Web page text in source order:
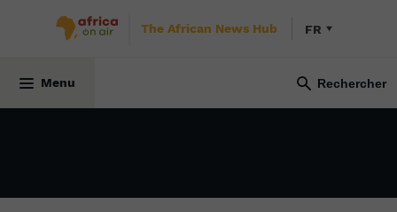
The African News Hub FR
Menu